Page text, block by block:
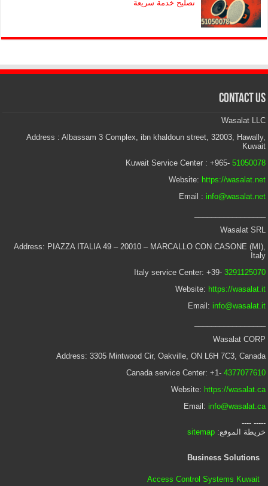
تصليح خدمة سريعة
Contact Us
Wasalat LLC
Address : Albassam 3 Complex, ibn khaldoun street, 32003, Hawally,
Kuwait
Kuwait Service Center : +965- 51050078
Website: https://wasalat.net
Email : info@wasalat.net
Wasalat SRL
Address: PIAZZA ITALIA 49 – 20010 – MARCALLO CON CASONE (MI),
Italy
Italy service Center: +39- 3291125070
Website: https://wasalat.it
Email: info@wasalat.it
Wasalat CORP
Address: 3305 Mintwood Cir, Oakville, ON L6H 7C3, Canada
Canada service Center: +1- 4377077610
Website: https://wasalat.ca
Email: info@wasalat.ca
----- ----
خريطة الموقع:sitemap
Business Solutions
Access Control Systems Kuwait